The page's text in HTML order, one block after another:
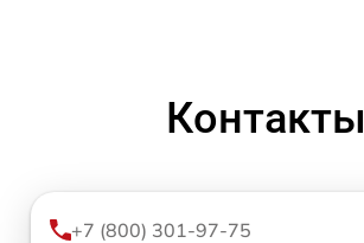
Контакты
+7 (800) 301-97-75